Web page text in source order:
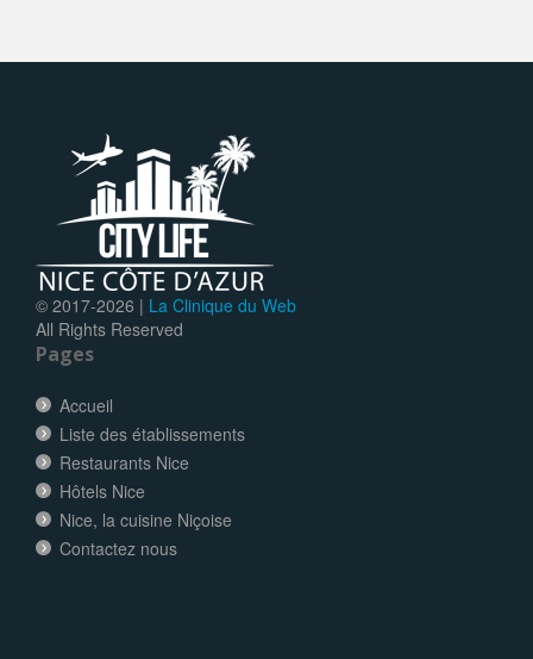
© 2017-2026 | La Clinique du Web
All Rights Reserved
Pages
Accueil
Liste des établissements
Restaurants Nice
Hôtels Nice
Nice, la cuisine Niçoise
Contactez nous